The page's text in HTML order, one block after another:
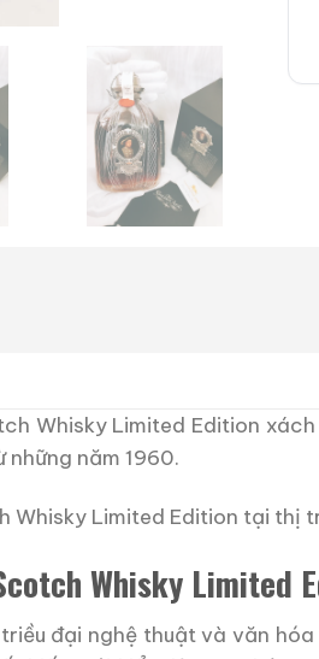
Whisky Limited Edition
năm 1960.
Whisky Limited Edition tại thị
Whisky Limited
đại nghệ thuật và văn